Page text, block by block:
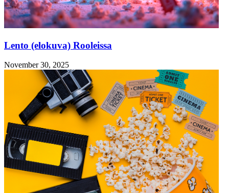
Lento (elokuva) Rooleissa
November 30, 2025